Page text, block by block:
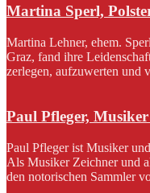
Martina Sperl,
Martina Lehner, ehem.
Graz, fand ihre
zerlegen, aufzuwerten und
Paul Pfleger, Musiker
Paul Pfleger ist Musiker
Als Musiker Zeichner und
den notorischen Sammler